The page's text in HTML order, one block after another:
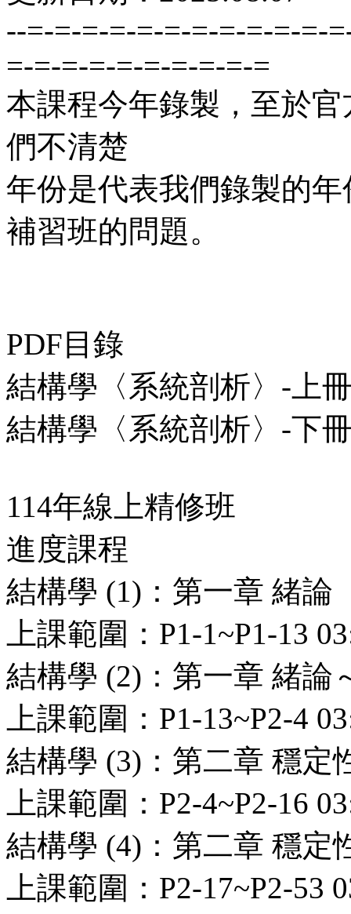
--=-=-=-=-=-=-=-=-=-=-=-
=-=-=-=-=-=-=-=-=-=
本課程今年錄製，至於
們不清楚
年份是代表我們錄製的
補習班的問題。
PDF目錄
結構學〈系統剖析〉-上
結構學〈系統剖析〉-下
114年線上精修班
進度課程
結構學 (1)：第一章 緒論
上課範圍：P1-1~P1-13
結構學 (2)：第一章 緒論
上課範圍：P1-13~P2-4
結構學 (3)：第二章 穩定
上課範圍：P2-4~P2-16
結構學 (4)：第二章 穩定
上課範圍：P2-17~P2-53